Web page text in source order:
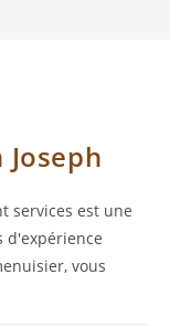
services est une
d'expérience
vous